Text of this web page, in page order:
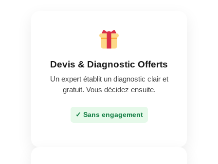
Devis & Diagnostic Offerts
Un expert établit un diagnostic clair et
gratuit. Vous décidez ensuite.
✓ Sans engagement